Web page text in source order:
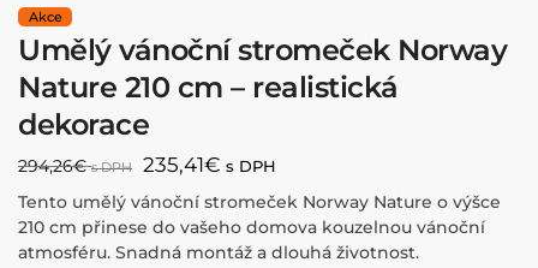
Umělý vánoční stromeček Norway
Nature 210 cm – realistická
dekorace
294,26€ s DPH 235,41€ s DPH
Tento umělý vánoční stromeček Norway Nature o výšce
210 cm přinese do vašeho domova kouzelnou vánoční
atmosféru. Snadná montáž a dlouhá životnost.